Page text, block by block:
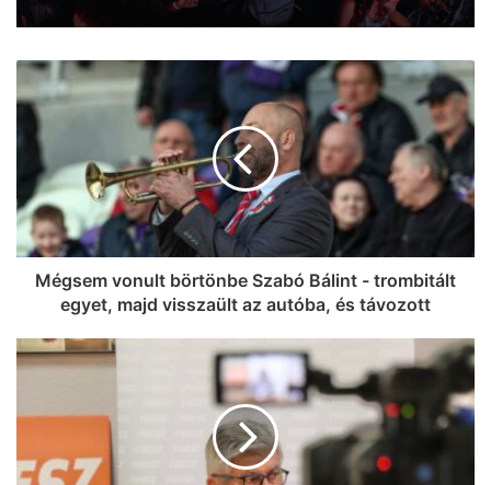
Városában!
Mégsem vonult börtönbe Szabó Bálint - trombitált
egyet, majd visszaült az autóba, és távozott